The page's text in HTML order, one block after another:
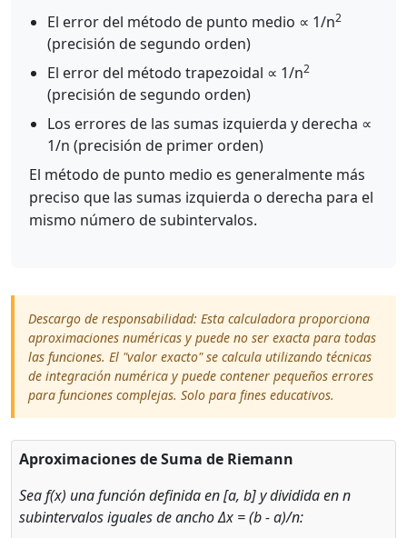
El error del método de punto medio ∝ 1/n2
(precisión de segundo orden)
El error del método trapezoidal ∝ 1/n2
(precisión de segundo orden)
Los errores de las sumas izquierda y derecha ∝
1/n (precisión de primer orden)
El método de punto medio es generalmente más
preciso que las sumas izquierda o derecha para el
mismo número de subintervalos.
Descargo de responsabilidad: Esta calculadora proporciona
aproximaciones numéricas y puede no ser exacta para todas
las funciones. El "valor exacto" se calcula utilizando técnicas
de integración numérica y puede contener pequeños errores
para funciones complejas. Solo para fines educativos.
Aproximaciones de Suma de Riemann
Sea f(x) una función definida en [a, b] y dividida en n
subintervalos iguales de ancho Δx = (b - a)/n: